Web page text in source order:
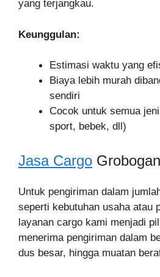
yang terjangkau.
Keunggulan:
Estimasi waktu yang
Biaya lebih murah
sendiri
Cocok untuk semua
sport, bebek, dll)
Jasa Cargo
Untuk pengiriman dalam
seperti kebutuhan usaha atau
layanan cargo kami menjadi
menerima pengiriman dalam
dus besar, hingga muatan